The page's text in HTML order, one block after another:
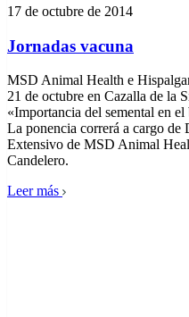
17 de octubre de 2014
Jornadas vacuna
MSD Animal Health e
21 de octubre en Cazalla de la
«Importancia del semental en
La ponencia correrá a cargo
Extensivo de MSD Animal
Candelero.
Leer más